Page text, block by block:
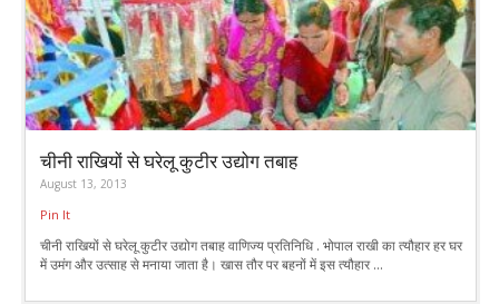
चीनी राखियों से घरेलू कुटीर उद्योग तबाह
August 13, 2013
Pin It
चीनी राखियों से घरेलू कुटीर उद्योग तबाह वाणिज्य प्रतिनिधि . भोपाल राखी का त्यौहार हर घर
में उमंग और उत्साह से मनाया जाता है। खास तौर पर बहनों में इस त्यौहार ...